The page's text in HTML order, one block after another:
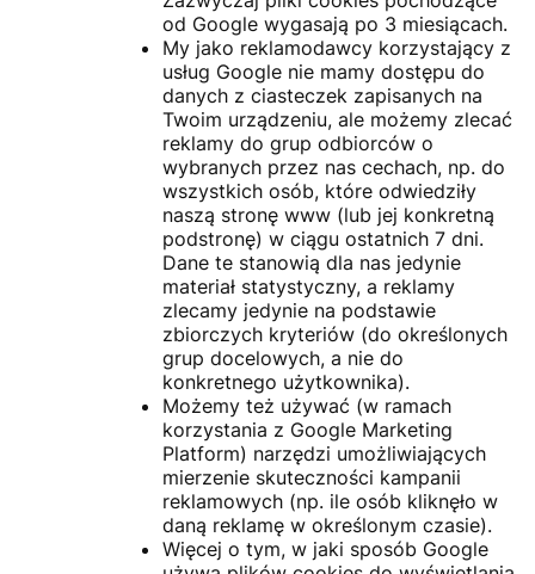
od Google wygasają po 3 miesiącach.
My jako reklamodawcy korzystający z
usług Google nie mamy dostępu do
danych z ciasteczek zapisanych na
Twoim urządzeniu, ale możemy zlecać
reklamy do grup odbiorców o
wybranych przez nas cechach, np. do
wszystkich osób, które odwiedziły
naszą stronę www (lub jej konkretną
podstronę) w ciągu ostatnich 7 dni.
Dane te stanowią dla nas jedynie
materiał statystyczny, a reklamy
zlecamy jedynie na podstawie
zbiorczych kryteriów (do określonych
grup docelowych, a nie do
konkretnego użytkownika).
Możemy też używać (w ramach
korzystania z Google Marketing
Platform) narzędzi umożliwiających
mierzenie skuteczności kampanii
reklamowych (np. ile osób kliknęło w
daną reklamę w określonym czasie).
Więcej o tym, w jaki sposób Google